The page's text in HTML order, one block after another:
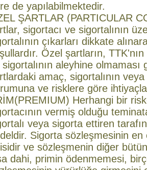
de yapılabilmektedir.
ŞARTLAR (PARTICULAR
sigortacı ve sigortalının
çıkarları dikkate
Özel şartların,
aleyhine
amaç, sigortalının
ve risklere göre
Herhangi bir
vermiş olduğu
veya sigorta ettiren
Sigorta sözleşmesinin en
ve sözleşmenin diğer
dahi, primin ödenmemesi,